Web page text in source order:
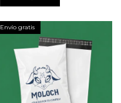
Envío gratis